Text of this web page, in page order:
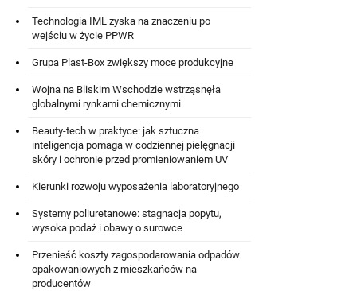
Technologia IML zyska na znaczeniu po
wejściu w życie PPWR
Grupa Plast-Box zwiększy moce produkcyjne
Wojna na Bliskim Wschodzie wstrząsnęła
globalnymi rynkami chemicznymi
Beauty-tech w praktyce: jak sztuczna
inteligencja pomaga w codziennej pielęgnacji
skóry i ochronie przed promieniowaniem UV
Kierunki rozwoju wyposażenia laboratoryjnego
Systemy poliuretanowe: stagnacja popytu,
wysoka podaż i obawy o surowce
Przenieść koszty zagospodarowania odpadów
opakowaniowych z mieszkańców na
producentów